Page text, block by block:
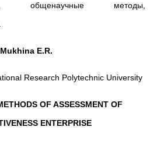
общенаучные методы,
Mukhina E.R.
Research Polytechnic University
OF ASSESSMENT OF
ENTERPRISE